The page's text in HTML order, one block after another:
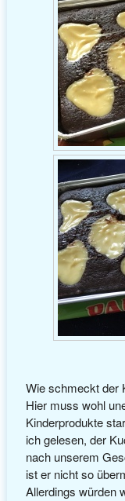
Wie schmeckt der
Hier muss wohl
Kinderprodukte
ich gelesen, der
nach unserem
ist er nicht so
Allerdings würden